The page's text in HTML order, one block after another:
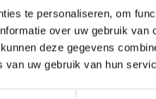
te personaliseren, om
over uw gebruik
deze gegevens
uw gebruik van hun